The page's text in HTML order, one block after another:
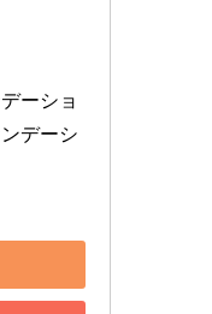
ーショ
デーシ